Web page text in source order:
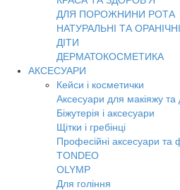
ДЛЯ ПОРОЖНИНИ РОТА
НАТУРАЛЬНІ ТА
ДІТИ
ДЕРМАТОКОСМЕТИКА
АКСЕСУАРИ
Кейси і косметички
Аксесуари для макіяжу
Біжутерія і аксесуари
Щітки і гребінці
Професійні аксесуари та
TONDEO
OLYMP
Для гоління